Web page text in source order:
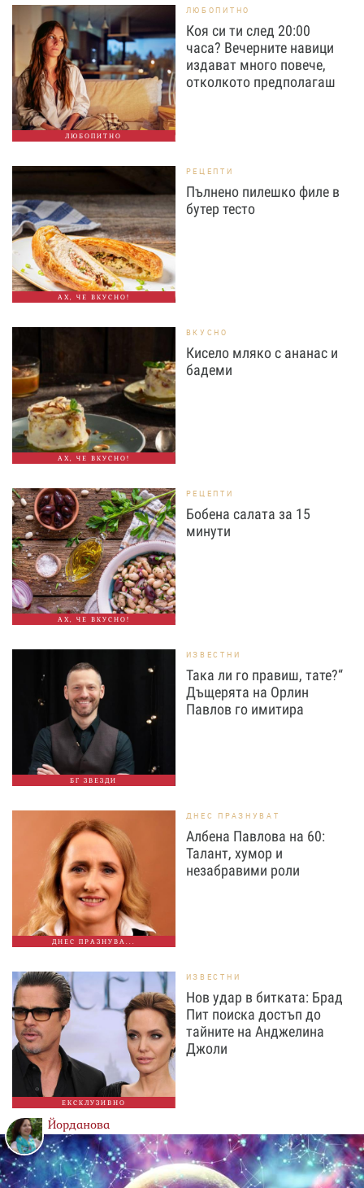
ЛЮБОПИТНО
ЛЮБОПИТНО
Коя си ти след 20:00
часа? Вечерните навици
издават много повече,
отколкото предполагаш
АХ, ЧЕ ВКУСНО!
РЕЦЕПТИ
Пълнено пилешко филе в
бутер тесто
АХ, ЧЕ ВКУСНО!
ВКУСНО
Кисело мляко с ананас и
бадеми
АХ, ЧЕ ВКУСНО!
РЕЦЕПТИ
Бобена салата за 15
минути
БГ ЗВЕЗДИ
ИЗВЕСТНИ
Така ли го правиш, тате?“
Дъщерята на Орлин
Павлов го имитира
ДНЕС ПРАЗНУВА...
ДНЕС ПРАЗНУВАТ
Албена Павлова на 60:
Талант, хумор и
незабравими роли
ЕКСКЛУЗИВНО
ИЗВЕСТНИ
Нов удар в битката: Брад
Пит поиска достъп до
тайните на Анджелина
Джоли
Йорданова